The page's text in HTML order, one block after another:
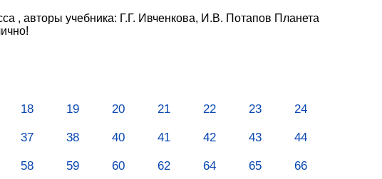
, авторы учебника: Г.Г. Ивченкова, И.В. Потапов Планета
18 19 20 21 22 23 24
37 38 40 41 42 43 44
58 59 60 62 64 65 66